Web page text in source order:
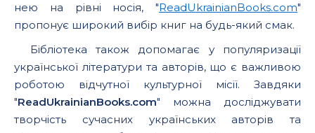
нею на рівні носія, "ReadUkrainianBooks.com"
пропонує широкий вибір книг на будь-який смак.
Бібліотека також допомагає у популяризації
української літератури та авторів, що є важливою
роботою відчутної культурної місії. Завдяки
"ReadUkrainianBooks.com" можна досліджувати
творчість сучасних українських авторів та